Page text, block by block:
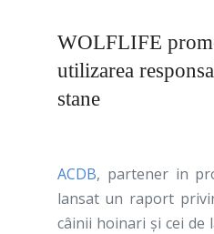
WOLFLIFE
utilizarea
stane
ACDB, partener in
lansat un raport
câinii hoinari şi cei de